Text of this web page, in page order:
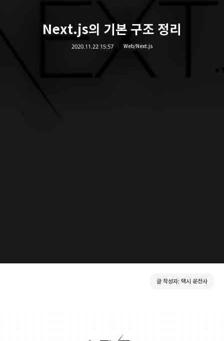
Next.js의 기본 구조 정리
2020.11.22 15:57 Web/Next.js
글 작성자: 택시 운전사